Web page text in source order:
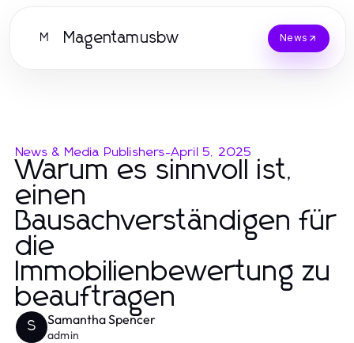
M Magentamusbw News
News & Media Publishers-April 5, 2025
Warum es sinnvoll ist,
einen
Bausachverständigen für
die
Immobilienbewertung zu
beauftragen
S Samantha Spencer
admin